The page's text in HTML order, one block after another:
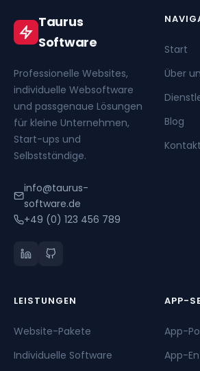
Taurus
Software
Professionelle Websites,
individuelle Websoftware
und passgenaue Lösungen
für kleine Unternehmen,
Start-ups und
Selbstständige.
info@taurus-
software.de
+49 (0) 123 456 789
Start
Über
Blog
Kontakt
LEISTUNGEN
Website-Pakete
Individuelle Software
APP-
App-
App-